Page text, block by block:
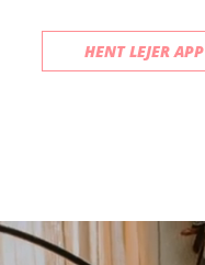
HENT LEJER APP